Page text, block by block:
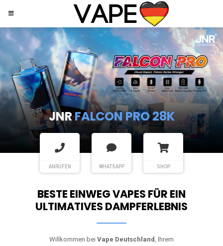
JNRSHISHA HOOKAH MAX
ANRUFEN WHATSAPP SHOP
BESTE EINWEG VAPES FÜR EIN
ULTIMATIVES DAMPFERLEBNIS
Willkommen bei Vape Deutschland, Ihrem